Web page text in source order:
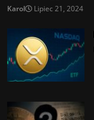
Karol Lipiec 21, 2024